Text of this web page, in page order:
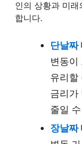
인의 상황과 미
합니다.
단날짜
변동이
유리할
금리가
줄일
장날짜